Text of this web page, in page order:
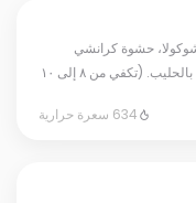
حشوة كرانشي
فيوتين شوكولا، شوكولا بالحليب. (تكفي من ٨ إلى ١٠
634 سعرة حرارية